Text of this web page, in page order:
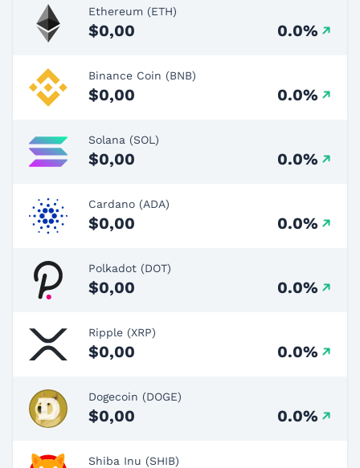
Ethereum (ETH)
$0,00 0.0%
Binance Coin (BNB)
$0,00 0.0%
Solana (SOL)
$0,00 0.0%
Cardano (ADA)
$0,00 0.0%
Polkadot (DOT)
$0,00 0.0%
Ripple (XRP)
$0,00 0.0%
Dogecoin (DOGE)
$0,00 0.0%
Shiba Inu (SHIB)